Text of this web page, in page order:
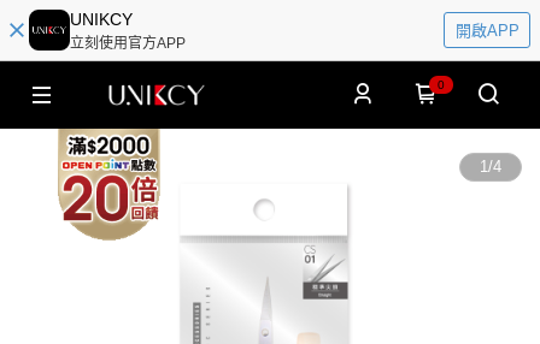
UNIKCY
立刻使用官方APP
開啟APP
0
1/4